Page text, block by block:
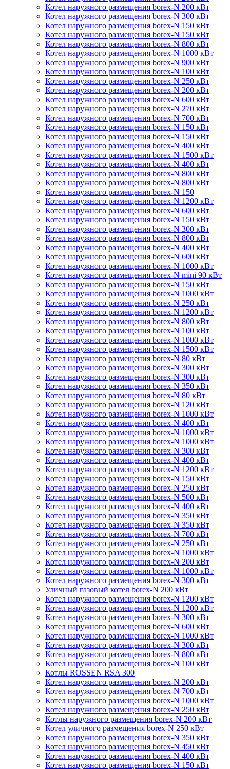
Котел наружного размещения borex-N 200 кВт
Котел наружного размещения borex-N 300 кВт
Котел наружного размещения borex-N 150 кВт
Котел наружного размещения borex-N 150 кВт
Котел наружного размещения borex-N 800 кВт
Котел наружного размещения borex-N 1000 кВт
Котел наружного размещения borex-N 900 кВт
Котел наружного размещения borex-N 100 кВт
Котел наружного размещения borex-N 250 кВт
Котел наружного размещения borex-N 200 кВт
Котел наружного размещения borex-N 600 кВт
Котел наружного размещения borex-N 270 кВт
Котел наружного размещения borex-N 700 кВт
Котел наружного размещения borex-N 150 кВт
Котел наружного размещения borex-N 150 кВт
Котел наружного размещения borex-N 400 кВт
Котел наружного размещения borex-N 1500 кВт
Котел наружного размещения borex-N 400 кВт
Котел наружного размещения borex-N 800 кВт
Котел наружного размещения borex-N 800 кВт
Котел наружного размещения borex-N 150
Котел наружного размещения borex-N 1200 кВт
Котел наружного размещения borex-N 600 кВт
Котел наружного размещения borex-N 150 кВт
Котел наружного размещения borex-N 300 кВт
Котел наружного размещения borex-N 800 кВт
Котел наружного размещения borex-N 400 кВт
Котел наружного размещения borex-N 600 кВт
Котел наружного размещения borex-N 1000 кВт
Котел наружного размещения borex-N mini 90 кВт
Котел наружного размещения borex-N 150 кВт
Котел наружного размещения borex-N 1000 кВт
Котел наружного размещения borex-N 250 кВт
Котел наружного размещения borex-N 1200 кВт
Котел наружного размещения borex-N 800 кВт
Котел наружного размещения borex-N 100 кВт
Котел наружного размещения borex-N 1000 кВт
Котел наружного размещения borex-N 1500 кВт
Котел наружного размещения borex-N 80 кВт
Котел наружного размещения borex-N 300 кВт
Котел наружного размещения borex-N 300 кВт
Котел наружного размещения borex-N 350 кВт
Котел наружного размещения borex-N 80 кВт
Котел наружного размещения borex-N 120 кВт
Котел наружного размещения borex-N 1000 кВт
Котел наружного размещения borex-N 400 кВт
Котел наружного размещения borex-N 1000 кВт
Котел наружного размещения borex-N 1000 кВт
Котел наружного размещения borex-N 300 кВт
Котел наружного размещения borex-N 400 кВт
Котел наружного размещения borex-N 1200 кВт
Котел наружного размещения borex-N 150 кВт
Котел наружного размещения borex-N 250 кВт
Котел наружного размещения borex-N 500 кВт
Котел наружного размещения borex-N 400 кВт
Котел наружного размещения borex-N 350 кВт
Котел наружного размещения borex-N 350 кВт
Котел наружного размещения borex-N 700 кВт
Котел наружного размещения borex-N 250 кВт
Котел наружного размещения borex-N 1000 кВт
Котел наружного размещения borex-N 200 кВт
Котел наружного размещения borex-N 1000 кВт
Котел наружного размещения borex-N 300 кВт
Уличный газовый котел borex-N 200 кВт
Котел наружного размещения borex-N 1200 кВт
Котел наружного размещения borex-N 1200 кВт
Котел наружного размещения borex-N 300 кВт
Котел наружного размещения borex-N 600 кВт
Котел наружного размещения borex-N 1000 кВт
Котел наружного размещения borex-N 300 кВт
Котел наружного размещения borex-N 800 кВт
Котел наружного размещения borex-N 100 кВт
Котлы ROSSEN RSA 300
Котел наружного размещения borex-N 200 кВт
Котел наружного размещения borex-N 700 кВт
Котел наружного размещения borex-N 1000 кВт
Котел наружного размещения borex-N 250 кВт
Котлы наружного размещения borex-N 200 кВт
Котел уличного размещения borex-N 250 кВт
Котел наружного размещения borex-N 350 кВт
Котел наружного размещения borex-N 450 кВт
Котел наружного размещения borex-N 400 кВт
Котел наружного размещения borex-N 150 кВт